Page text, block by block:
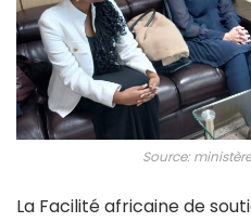
Source:
La Facilité africaine de